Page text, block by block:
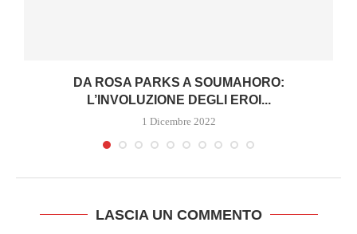
DA ROSA PARKS A SOUMAHORO:
L’INVOLUZIONE DEGLI EROI...
1 Dicembre 2022
LASCIA UN COMMENTO